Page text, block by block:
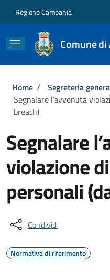
Regione Campania
Comune
Briciole di
Home / Segreteria
Segnalare l’avvenuta
breach)
Segnalare
violazione
personali
Condividi
Normativa di riferimento